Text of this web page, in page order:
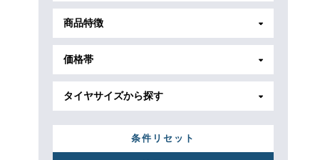
商品特徴
価格帯
タイヤサイズから探す
条件リセット